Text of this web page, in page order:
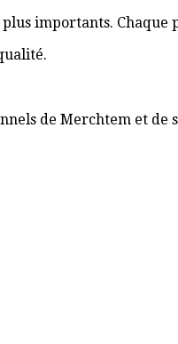
importants. Chaque
de Merchtem et de